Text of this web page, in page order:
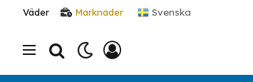
Väder Marknader Svenska